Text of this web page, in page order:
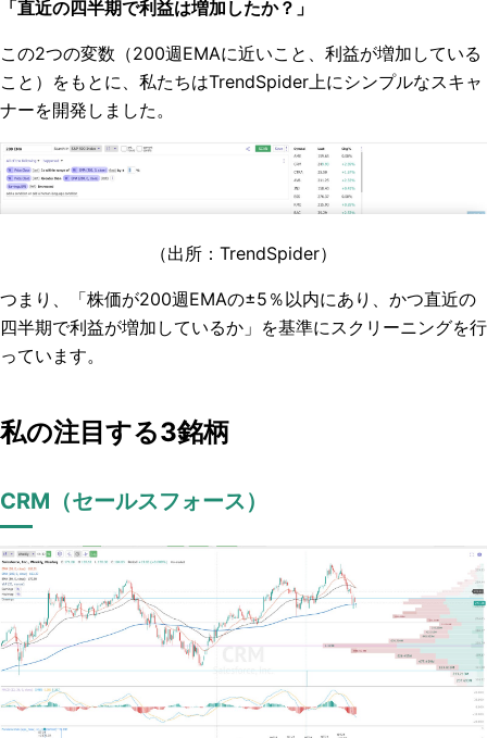
「直近の四半期で利益は増加したか？」
この2つの変数（200週EMAに近いこと、利益が増加している
こと）をもとに、私たちはTrendSpider上にシンプルなスキャ
ナーを開発しました。
（出所：TrendSpider）
つまり、「株価が200週EMAの±5％以内にあり、かつ直近の
四半期で利益が増加しているか」を基準にスクリーニングを行
っています。
私の注目する3銘柄
CRM（セールスフォース）